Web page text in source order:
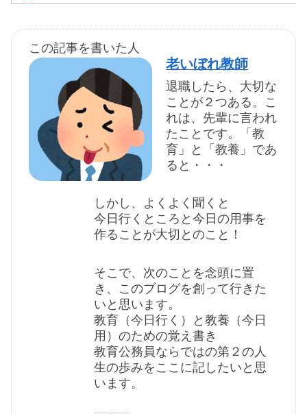
この記事を書いた人
老いぼれ教師
退職したら、大切な
ことが２つある。こ
れは、先輩に言われ
たことです。「教
育」と「教養」であ
ると・・・
しかし、よくよく聞くと
今日行くところと今日の用事を
作ることが大切とのこと！
そこで、次のことを念頭に置
き、このブログを創って行きた
いと思います。
教育（今日行く）と教養（今日
用）のための覚え書き
教育公務員ならではの第２の人
生の歩みをここに記したいと思
います。